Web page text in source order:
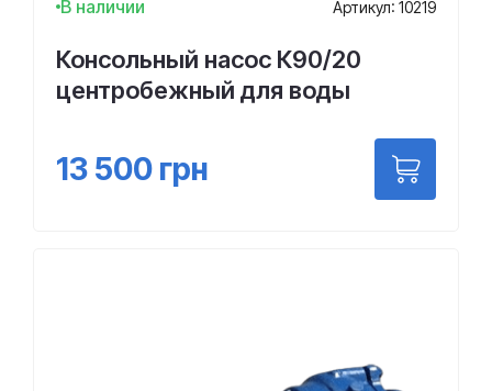
В наличии Артикул: 10219
Консольный насос К90/20
центробежный для воды
13 500 грн